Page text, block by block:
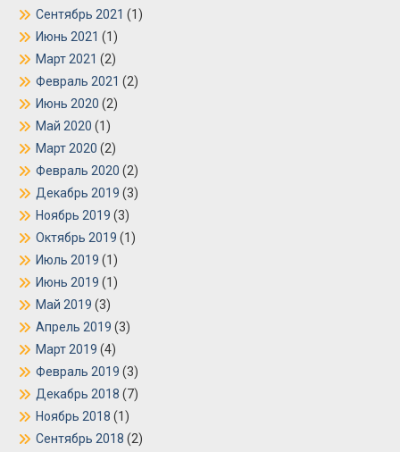
Сентябрь 2021 (1)
Июнь 2021 (1)
Март 2021 (2)
Февраль 2021 (2)
Июнь 2020 (2)
Май 2020 (1)
Март 2020 (2)
Февраль 2020 (2)
Декабрь 2019 (3)
Ноябрь 2019 (3)
Октябрь 2019 (1)
Июль 2019 (1)
Июнь 2019 (1)
Май 2019 (3)
Апрель 2019 (3)
Март 2019 (4)
Февраль 2019 (3)
Декабрь 2018 (7)
Ноябрь 2018 (1)
Сентябрь 2018 (2)